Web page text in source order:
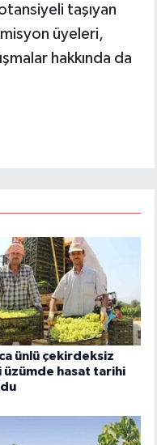
taşıyan
üyeleri,
hakkında da
ünlü çekirdeksiz
üzümde hasat tarihi